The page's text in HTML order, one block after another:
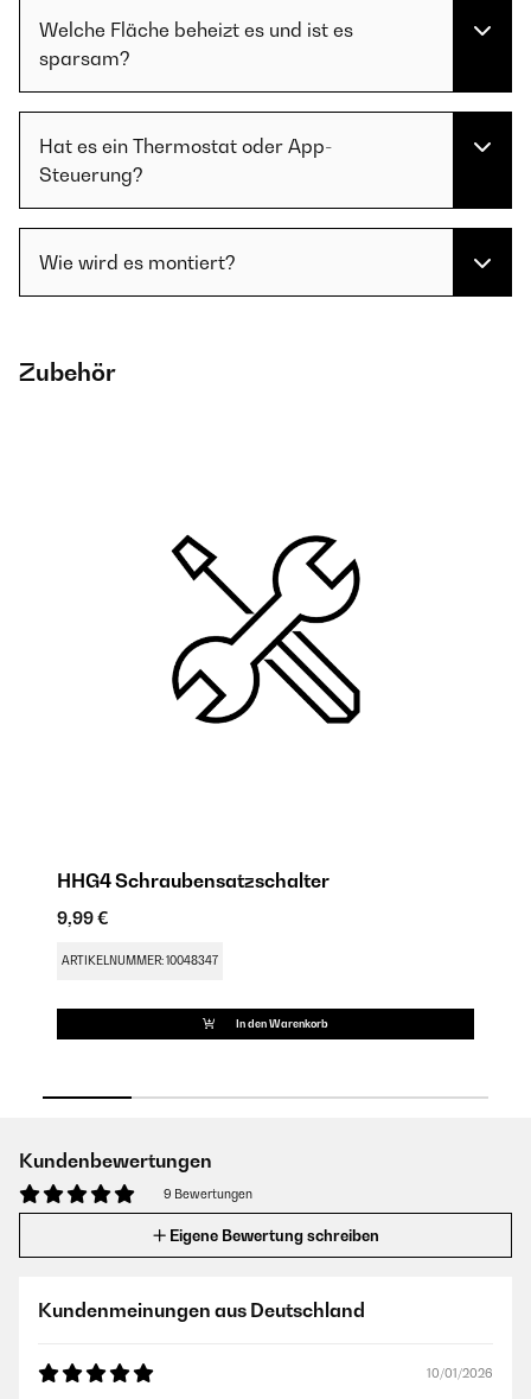
Welche Fläche beheizt es und ist es
sparsam?
Hat es ein Thermostat oder App-
Steuerung?
Wie wird es montiert?
Zubehör
HHG4 Schraubensatzschalter
9,99 €
ARTIKELNUMMER: 10048347
In den Warenkorb
Kundenbewertungen
9 Bewertungen
Eigene Bewertung schreiben
Kundenmeinungen aus Deutschland
10/01/2026